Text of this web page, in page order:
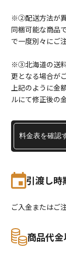
※②配送方法が異
同梱可能な商品
で一度別々にご
※③北海道の送
更となる場合が
上記のように金
ルにて修正後の
料金表を確認
引渡し時
ご入金またはご
商品代